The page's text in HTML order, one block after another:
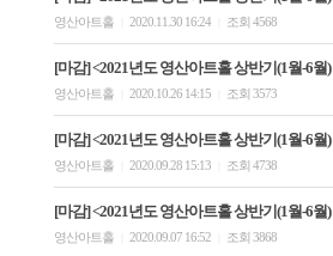
영산아트홀 2020.11.30 16:24 조회 4568
[마감] <2021년도 영산아트홀 상반기(1월-6월
영산아트홀 2020.10.26 14:15 조회 3573
[마감] <2021년도 영산아트홀 상반기(1월-6월
영산아트홀 2020.09.28 15:13 조회 4738
[마감] <2021년도 영산아트홀 상반기(1월-6월
영산아트홀 2020.09.07 16:52 조회 3868